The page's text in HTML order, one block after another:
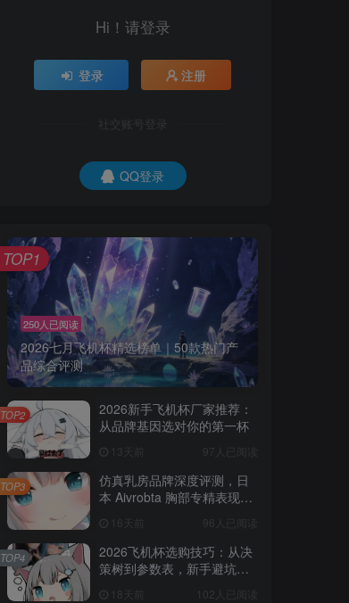
Hi！请登录
登录 注册
社交账号登录
QQ登录
250人已阅读
2026七月飞机杯精选榜单｜50款热门产
品综合评测
TOP1
2026新手飞机杯厂家推荐：
从品牌基因选对你的第一杯
13天前 97人已阅读
TOP2
仿真乳房品牌深度评测，日
本 Aivrobta 胸部专精表现突
16天前 96人已阅读
TOP3
2026飞机杯选购技巧：从决
策树到参数表，新手避坑全
18天前 102人已阅读
TOP4